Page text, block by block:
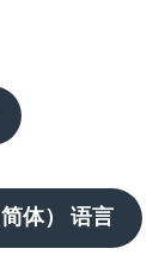
体） 语言